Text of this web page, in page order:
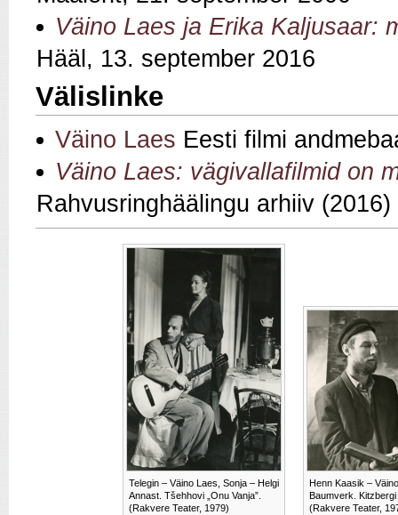
Väino Laes ja Erika Kaljusaar:
Hääl, 13. september 2016
Välislinke
Väino Laes Eesti filmi
Väino Laes: vägivallafilmid on
Rahvusringhäälingu arhiiv (2016)
Telegin – Väino Laes, Sonja – Helgi
Annast. Tšehhovi „Onu Vanja”.
(Rakvere Teater, 1979)
Henn Kaasik –
Baumverk. Kitzbergi
(Rakvere Teater,